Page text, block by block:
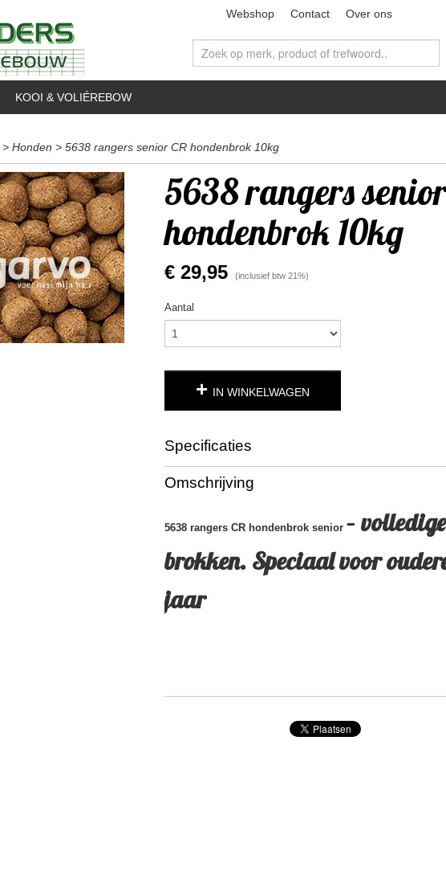
Webshop Contact Over ons
KOOI & VOLIÉREBOW
> Honden > 5638 rangers senior CR hondenbrok 10kg
5638 rangers
hondenbrok 10kg
€ 29,95 (inclusief btw 21%)
Aantal
IN WINKELWAGEN
Specificaties
Bruto gewicht
Omschrijving
5638 rangers CR hondenbrok senior –
brokken. Speciaal voor
jaar